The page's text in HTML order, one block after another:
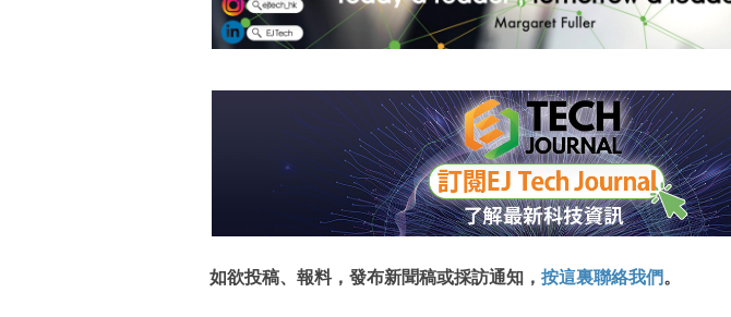
如欲投稿、報料，發布新聞稿或採訪通知， 按這裏聯絡我們。